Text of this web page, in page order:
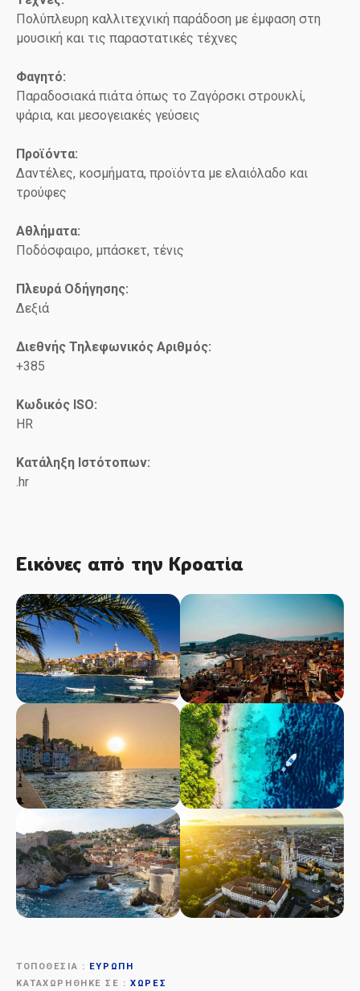
Πολύπλευρη καλλιτεχνική παράδοση με έμφαση στη
μουσική και τις παραστατικές τέχνες
Φαγητό:
Παραδοσιακά πιάτα όπως το Ζαγόρσκι στρουκλί,
ψάρια, και μεσογειακές γεύσεις
Προϊόντα:
Δαντέλες, κοσμήματα, προϊόντα με ελαιόλαδο και
τρούφες
Αθλήματα:
Ποδόσφαιρο, μπάσκετ, τένις
Πλευρά Οδήγησης:
Δεξιά
Διεθνής Τηλεφωνικός Αριθμός:
+385
Κωδικός ISO:
HR
Κατάληξη Ιστότοπων:
.hr
Εικόνες από την Κροατία
ΤΟΠΟΘΕΣΊΑ
ΕΥΡΏΠΗ
ΚΑΤΑΧΩΡΉΘΗΚΕ ΣΕ
ΧΏΡΕΣ